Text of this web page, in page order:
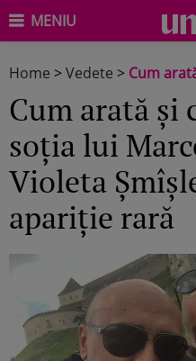
MENIU
Home >Vedete > Cum arată și cu ce
Cum arată și
soția lui
Violeta
apariție rară